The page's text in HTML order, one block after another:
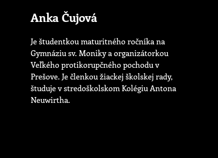
Anka Čujová
Je študentkou maturitného ročníka na
Gymnáziu sv. Moniky a organizátorkou
Veľkého protikorupčného pochodu v
Prešove. Je členkou žiackej školskej rady,
študuje v stredoškolskom Kolégiu Antona
Neuwirtha.